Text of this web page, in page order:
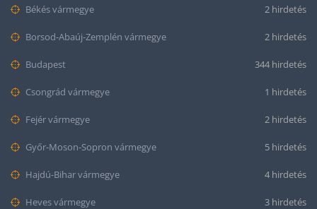
Békés vármegye 2 hirdetés
Borsod-Abaúj-Zemplén vármegye 2 hirdetés
Budapest 344 hirdetés
Csongrád vármegye 1 hirdetés
Fejér vármegye 2 hirdetés
Győr-Moson-Sopron vármegye 5 hirdetés
Hajdú-Bihar vármegye 4 hirdetés
Heves vármegye 3 hirdetés